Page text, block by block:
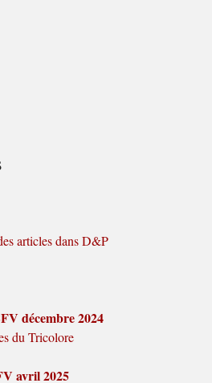
articles dans D&P
décembre 2024
du Tricolore
avril 2025